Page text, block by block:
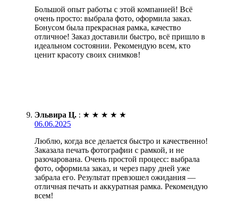
Большой опыт работы с этой компанией! Всё
очень просто: выбрала фото, оформила заказ.
Бонусом была прекрасная рамка, качество
отличное! Заказ доставили быстро, всё пришло в
идеальном состоянии. Рекомендую всем, кто
ценит красоту своих снимков!
Эльвира Ц. : ★ ★ ★ ★ ★
06.06.2025
Люблю, когда все делается быстро и качественно!
Заказала печать фотографии с рамкой, и не
разочарована. Очень простой процесс: выбрала
фото, оформила заказ, и через пару дней уже
забрала его. Результат превзошел ожидания —
отличная печать и аккуратная рамка. Рекомендую
всем!